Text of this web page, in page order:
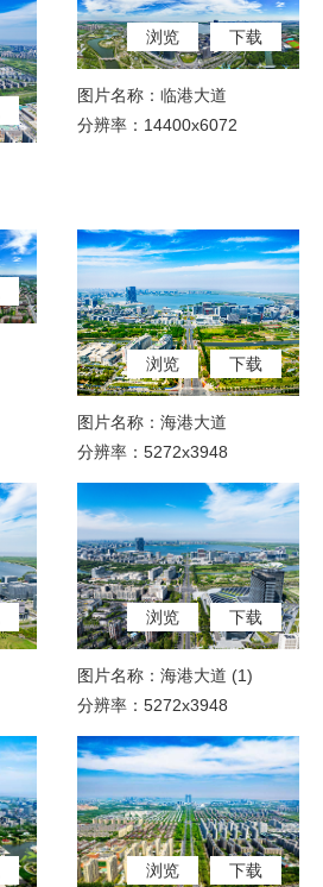
浏览 下载
图片名称：临港大道
分辨率：14400x6072
浏览 下载
图片名称：海港大道
分辨率：5272x3948
浏览 下载
图片名称：海港大道 (1)
分辨率：5272x3948
浏览 下载